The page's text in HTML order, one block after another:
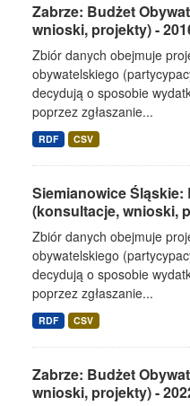
Zabrze: Budżet
wnioski, projekty) -
Zbiór danych obejmuje
obywatelskiego
decydują o sposobie
poprzez zgłaszanie...
RDF CSV
Siemianowice
(konsultacje, wnioski,
Zbiór danych obejmuje
obywatelskiego
decydują o sposobie
poprzez zgłaszanie...
RDF CSV
Zabrze: Budżet
wnioski, projekty) -